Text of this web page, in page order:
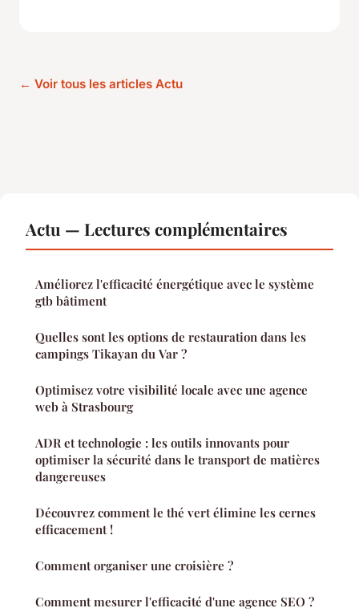
← Voir tous les articles Actu
Actu — Lectures complémentaires
Améliorez l'efficacité énergétique avec le système
gtb bâtiment
Quelles sont les options de restauration dans les
campings Tikayan du Var ?
Optimisez votre visibilité locale avec une agence
web à Strasbourg
ADR et technologie : les outils innovants pour
optimiser la sécurité dans le transport de matières
dangereuses
Découvrez comment le thé vert élimine les cernes
efficacement !
Comment organiser une croisière ?
Comment mesurer l'efficacité d'une agence SEO ?